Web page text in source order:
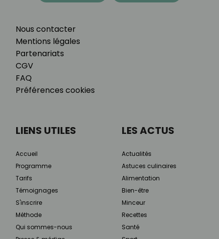
Nous contacter
Mentions légales
Partenariats
CGV
FAQ
Préférences cookies
LIENS UTILES
Accueil
Programme
Tarifs
Témoignages
S'inscrire
Méthode
Qui sommes-nous
LES ACTUS
Actualités
Astuces culinaires
Alimentation
Bien-être
Minceur
Recettes
Santé